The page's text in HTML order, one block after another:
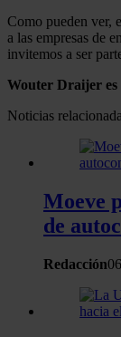
Como pueden ver,
a las empresas de
invitemos a ser
Wouter Draijer es
Noticias
Moeve
de
Redacción